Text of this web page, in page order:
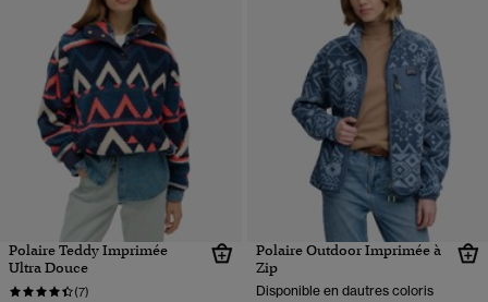
Polaire Teddy Imprimée
Ultra Douce
(7)
Polaire Outdoor Imprimée à
Zip
Disponible en dautres coloris